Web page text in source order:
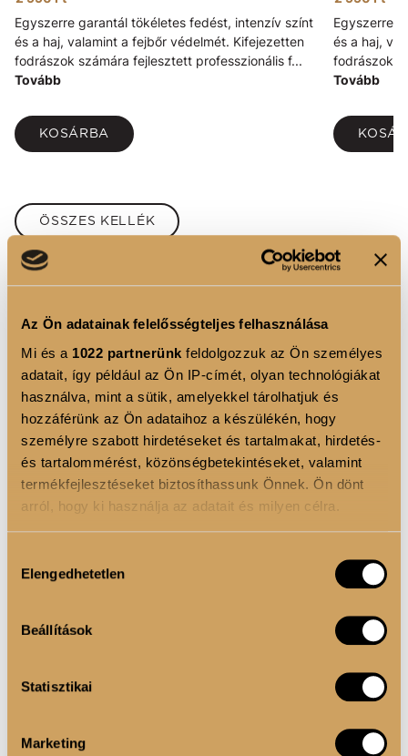
Az Ön adatainak felelősségteljes felhasználása
Mi és a 1022 partnerünk feldolgozzuk az Ön személyes
adatait, így például az Ön IP-címét, olyan technológiákat
használva, mint a sütik, amelyekkel tárolhatjuk és
hozzáférünk az Ön adataihoz a készülékén, hogy
személyre szabott hirdetéseket és tartalmakat, hirdetés-
és tartalommérést, közönségbetekintéseket, valamint
termékfejlesztéseket biztosíthassunk Önnek. Ön dönt
arról, hogy ki használja az adatait és milyen célra.
Információgyűjtés az Ön földrajzi elhelyezkedéséről
Az Ön készülékén beazonosítása annak konkrét
tulajdonságainak (ujjlenyomat) aktív ellenőrzésével
módjairól és adja meg preferenciáit a
kiválasztása
Elengedhetetlen
Beállítások
Statisztikai
Marketing
Egyszerre garantál tökéletes fedést, intenzív színt
és a haj, valamint a fejbőr védelmét. Kifejezetten
fodrászok számára fejlesztett professzionális f...
Tovább
KOSÁRBA
Egyszerre
és a haj,
fodrászok
Tovább
ÖSSZES KELLÉK
Egészségesebb fejbőr. Erősebb haj. Jobb
5 000 Ft
közérzet....